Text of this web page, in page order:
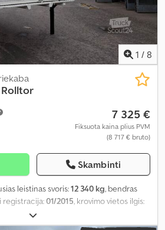
1 / 8
Rolltor
7 325 €
Fiksuota kaina plius PVM
(8 717 € bruto)
Skambinti
leistinas svoris:12 340 kg, bendras
registracija:01/2015 , krovimo vietos ilgis:
plotis:
erdvės tūris:51 m³, bendras plotis: